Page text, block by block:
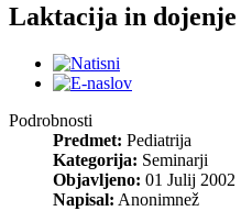
Laktacija in dojenje
Podrobnosti
Predmet: Pediatrija
Kategorija: Seminarji
Objavljeno: 01 Julij 2002
Napisal: Anonimnež